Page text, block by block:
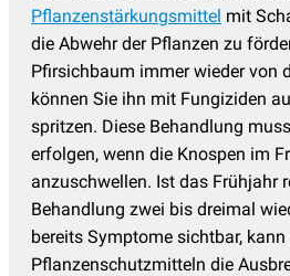
Pflanzenstärkungsmittel mit
die Abwehr der Pflanzen zu
Pfirsichbaum immer wieder von
können Sie ihn mit Fungiziden
spritzen. Diese Behandlung
erfolgen, wenn die Knospen im
anzuschwellen. Ist das Frühjahr
Behandlung zwei bis dreimal
bereits Symptome sichtbar,
Pflanzenschutzmitteln die